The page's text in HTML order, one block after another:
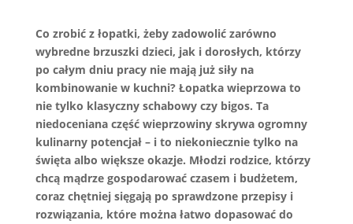
Co zrobić z łopatki, żeby zadowolić zarówno
wybredne brzuszki dzieci, jak i dorosłych, którzy
po całym dniu pracy nie mają już siły na
kombinowanie w kuchni? Łopatka wieprzowa to
nie tylko klasyczny schabowy czy bigos. Ta
niedoceniana część wieprzowiny skrywa ogromny
kulinarny potencjał – i to niekoniecznie tylko na
święta albo większe okazje. Młodzi rodzice, którzy
chcą mądrze gospodarować czasem i budżetem,
coraz chętniej sięgają po sprawdzone przepisy i
rozwiązania, które można łatwo dopasować do